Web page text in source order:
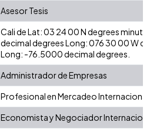
Asesor Tesis
Cali de Lat: 03 24 00 N degrees
decimal degrees Long: 076 30 00 W
Long: -76.5000 decimal degrees.
Administrador de Empresas
Profesional en Mercadeo
Economista y Negociador